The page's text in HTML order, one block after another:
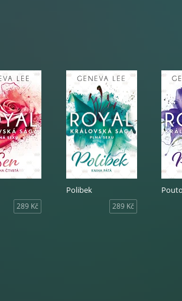
Nemůžu bez ní žít, ale už jen moje
mou posedlostí.
silách, abych ji ochránil, i kdyby to mělo
které nemůžu přestat toužit.
pro mě bylo dostat Belle do
se mnou.
místo, kam by na nás smrtící chapadla
289 Kč
Polibek
289 Kč
Pouto